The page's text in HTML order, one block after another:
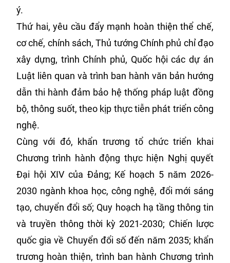
ý.
Thứ hai, yêu cầu đẩy mạnh hoàn thiện thể chế,
cơ chế, chính sách, Thủ tướng Chính phủ chỉ đạo
xây dựng, trình Chính phủ, Quốc hội các dự án
Luật liên quan và trình ban hành văn bản hướng
dẫn thi hành đảm bảo hệ thống pháp luật đồng
bộ, thông suốt, theo kịp thực tiễn phát triển công
nghệ.
Cùng với đó, khẩn trương tổ chức triển khai
Chương trình hành động thực hiện Nghị quyết
Đại hội XIV của Đảng; Kế hoạch 5 năm 2026-
2030 ngành khoa học, công nghệ, đổi mới sáng
tạo, chuyển đổi số; Quy hoạch hạ tầng thông tin
và truyền thông thời kỳ 2021-2030; Chiến lược
quốc gia về Chuyển đổi số đến năm 2035; khẩn
trương hoàn thiện, trình ban hành Chương trình